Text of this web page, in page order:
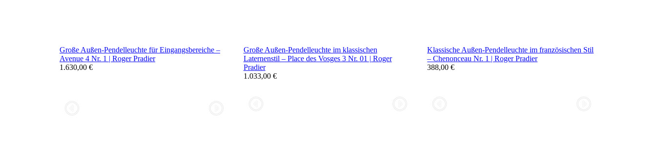
Große Außen-Pendelleuchte für Eingangsbereiche –
Avenue 4 Nr. 1 | Roger Pradier
1.630,00 €
Große Außen-Pendelleuchte im klassischen
Laternenstil – Place des Vosges 3 Nr. 01 | Roger
Pradier
1.033,00 €
Klassische Außen-Pendelleuchte im französischen Stil
– Chenonceau Nr. 1 | Roger Pradier
388,00 €